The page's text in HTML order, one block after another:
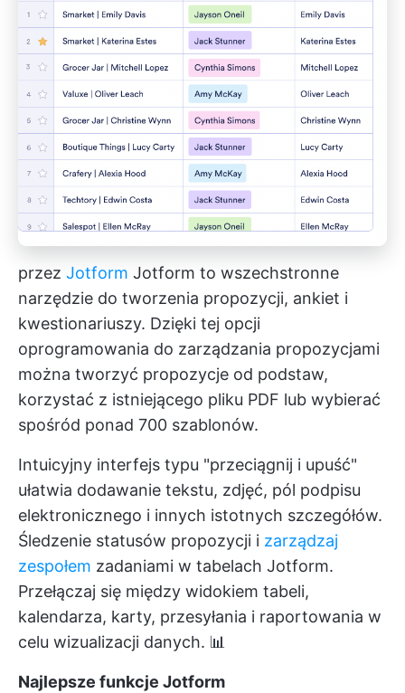
przez Jotform Jotform to wszechstronne
narzędzie do tworzenia propozycji, ankiet i
kwestionariuszy. Dzięki tej opcji
oprogramowania do zarządzania propozycjami
można tworzyć propozycje od podstaw,
korzystać z istniejącego pliku PDF lub wybierać
spośród ponad 700 szablonów.
Intuicyjny interfejs typu "przeciągnij i upuść"
ułatwia dodawanie tekstu, zdjęć, pól podpisu
elektronicznego i innych istotnych szczegółów.
Śledzenie statusów propozycji i zarządzaj
zespołem zadaniami w tabelach Jotform.
Przełączaj się między widokiem tabeli,
kalendarza, karty, przesyłania i raportowania w
celu wizualizacji danych. 📊
Najlepsze funkcje Jotform